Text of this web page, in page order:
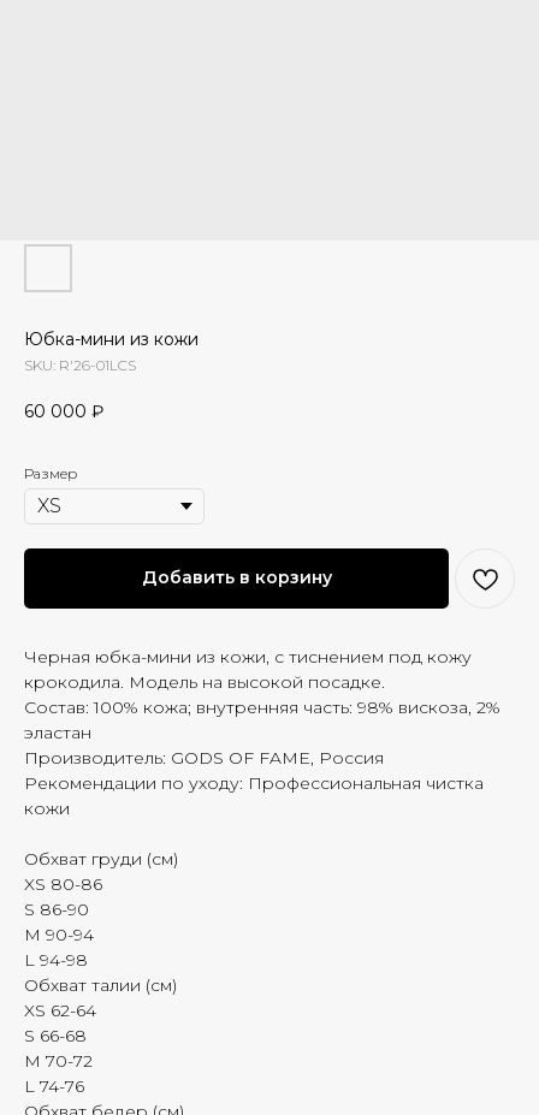
Юбка-мини из кожи
SKU: R'26-01LCS
60 000 ₽
Размер
Добавить в корзину
Черная юбка-мини из кожи, с тиснением под кожу
крокодила. Модель на высокой посадке.
Состав: 100% кожа; внутренняя часть: 98% вискоза, 2%
эластан
Производитель: GODS OF FAME, Россия
Рекомендации по уходу: Профессиональная чистка
кожи
Обхват груди (см)
XS 80-86
S 86-90
M 90-94
L 94-98
Обхват талии (см)
XS 62-64
S 66-68
M 70-72
L 74-76